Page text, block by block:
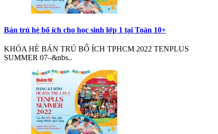
Bán trú hè bổ ích cho học sinh lớp 1 tại Toán 10+
KHÓA HÈ BÁN TRÚ BỔ ÍCH TPHCM 2022 TENPLUS
SUMMER 07–&nbs..